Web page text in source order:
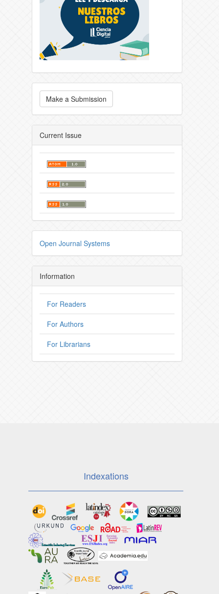
Make a Submission
Current Issue
Open Journal Systems
Information
For Readers
For Authors
For Librarians
Indexations